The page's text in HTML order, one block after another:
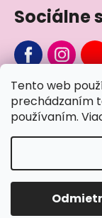
Tento web
prechádzaním
používaním.
Sociálne
Chcete
Copyright 2026